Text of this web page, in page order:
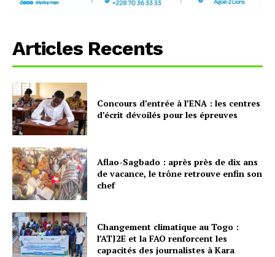
Articles Recents
Concours d’entrée à l’ENA : les centres
d’écrit dévoilés pour les épreuves
Aflao-Sagbado : après près de dix ans
de vacance, le trône retrouve enfin son
chef
Changement climatique au Togo :
l’ATJ2E et la FAO renforcent les
capacités des journalistes à Kara